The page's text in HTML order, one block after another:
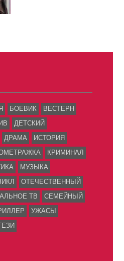
БОЕВИК
ВЕСТЕРН
ДЕТСКИЙ
ДРАМА
ИСТОРИЯ
КРИМИНАЛ
МУЗЫКА
ОТЕЧЕСТВЕННЫЙ
ТВ
СЕМЕЙНЫЙ
УЖАСЫ